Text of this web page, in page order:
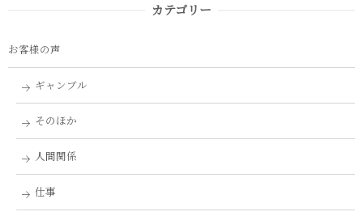
カテゴリー
お客様の声
ギャンブル
そのほか
人間関係
仕事